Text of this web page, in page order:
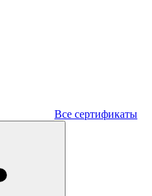
Все сертификаты